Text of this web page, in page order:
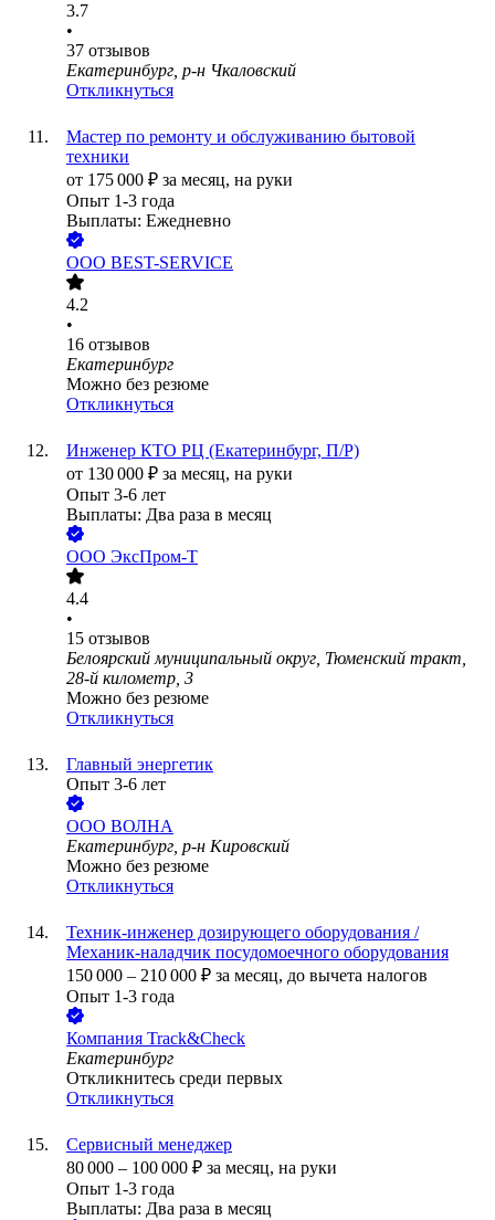
3.7
•
37 отзывов
Екатеринбург, р-н Чкаловский
Откликнуться
Мастер по ремонту и обслуживанию бытовой
техники
от 175 000 ₽ за месяц, на руки
Опыт 1-3 года
Выплаты: Ежедневно
ООО BEST-SERVICE
4.2
•
16 отзывов
Екатеринбург
Можно без резюме
Откликнуться
Инженер КТО РЦ (Екатеринбург, П/Р)
от 130 000 ₽ за месяц, на руки
Опыт 3-6 лет
Выплаты: Два раза в месяц
ООО ЭксПром-Т
4.4
•
15 отзывов
Белоярский муниципальный округ, Тюменский тракт,
28-й километр, 3
Можно без резюме
Откликнуться
Главный энергетик
Опыт 3-6 лет
ООО ВОЛНА
Екатеринбург, р-н Кировский
Можно без резюме
Откликнуться
Техник-инженер дозирующего оборудования /
Механик-наладчик посудомоечного оборудования
150 000 – 210 000 ₽ за месяц, до вычета налогов
Опыт 1-3 года
Компания Track&Check
Екатеринбург
Откликнитесь среди первых
Откликнуться
Сервисный менеджер
80 000 – 100 000 ₽ за месяц, на руки
Опыт 1-3 года
Выплаты: Два раза в месяц